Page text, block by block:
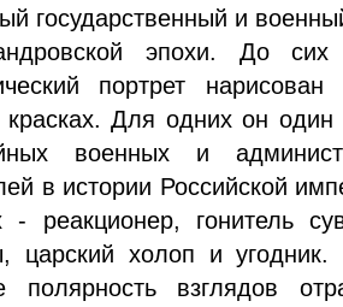
государственный и
эпохи. До
портрет
красках. Для одних он
военных и
в истории Российской
- реакционер, гонитель
царский холоп и
полярность взглядов